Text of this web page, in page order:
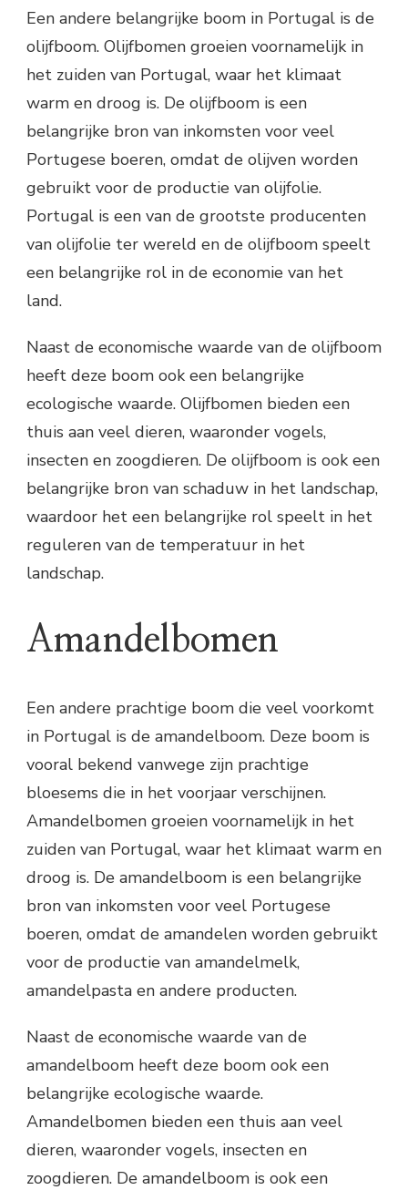
Een andere belangrijke boom in Portugal is de
olijfboom. Olijfbomen groeien voornamelijk in
het zuiden van Portugal, waar het klimaat
warm en droog is. De olijfboom is een
belangrijke bron van inkomsten voor veel
Portugese boeren, omdat de olijven worden
gebruikt voor de productie van olijfolie.
Portugal is een van de grootste producenten
van olijfolie ter wereld en de olijfboom speelt
een belangrijke rol in de economie van het
land.
Naast de economische waarde van de olijfboom
heeft deze boom ook een belangrijke
ecologische waarde. Olijfbomen bieden een
thuis aan veel dieren, waaronder vogels,
insecten en zoogdieren. De olijfboom is ook een
belangrijke bron van schaduw in het landschap,
waardoor het een belangrijke rol speelt in het
reguleren van de temperatuur in het
landschap.
Amandelbomen
Een andere prachtige boom die veel voorkomt
in Portugal is de amandelboom. Deze boom is
vooral bekend vanwege zijn prachtige
bloesems die in het voorjaar verschijnen.
Amandelbomen groeien voornamelijk in het
zuiden van Portugal, waar het klimaat warm en
droog is. De amandelboom is een belangrijke
bron van inkomsten voor veel Portugese
boeren, omdat de amandelen worden gebruikt
voor de productie van amandelmelk,
amandelpasta en andere producten.
Naast de economische waarde van de
amandelboom heeft deze boom ook een
belangrijke ecologische waarde.
Amandelbomen bieden een thuis aan veel
dieren, waaronder vogels, insecten en
zoogdieren. De amandelboom is ook een